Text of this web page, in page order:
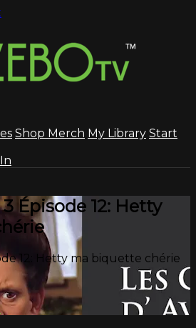
Shop Merch My Library Start
Épisode 12: Hetty
12: Hetty ma biquette chérie